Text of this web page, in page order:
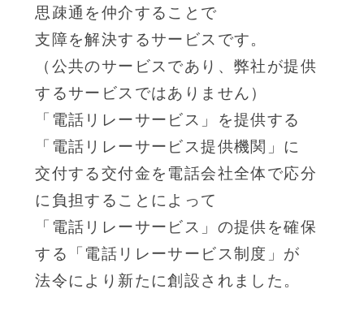
思疎通を仲介することで
支障を解決するサービスです。
（公共のサービスであり、弊社が提供
するサービスではありません）
「電話リレーサービス」を提供する
「電話リレーサービス提供機関」に
交付する交付金を電話会社全体で応分
に負担することによって
「電話リレーサービス」の提供を確保
する「電話リレーサービス制度」が
法令により新たに創設されました。